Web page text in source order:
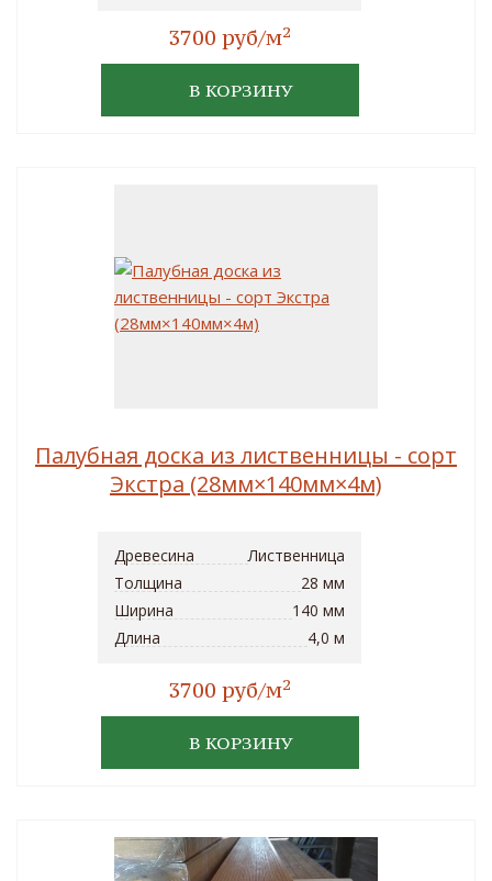
3700 руб/м2
В КОРЗИНУ
Палубная доска из лиственницы - сорт
Экстра (28мм×140мм×4м)
Древесина
Лиственница
Толщина
28 мм
Ширина
140 мм
Длина
4,0 м
3700 руб/м2
В КОРЗИНУ